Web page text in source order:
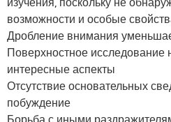
возможности и особые
Дробление внимания
Поверхностное исследование
интересные аспекты
Отсутствие основательных
побуждение